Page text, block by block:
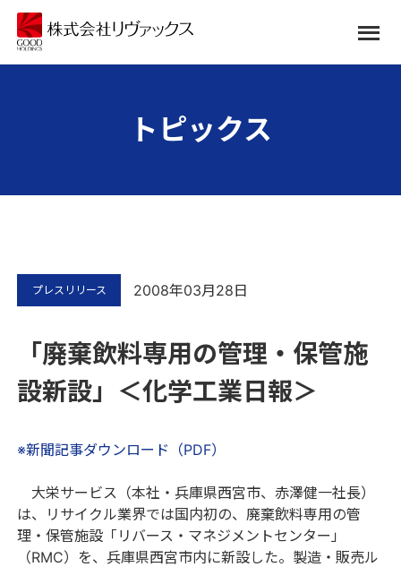
トピックス
「廃棄飲料専用の管理・保管施
設新設」＜化学工業日報＞
プレスリリース 2008年03月28日
※新聞記事ダウンロード（PDF）
大栄サービス（本社・兵庫県西宮市、赤澤健一社長）
は、リサイクル業界では国内初の、廃棄飲料専用の管
理・保管施設「リバース・マネジメントセンター」
（RMC）を、兵庫県西宮市内に新設した。製造・販売ル